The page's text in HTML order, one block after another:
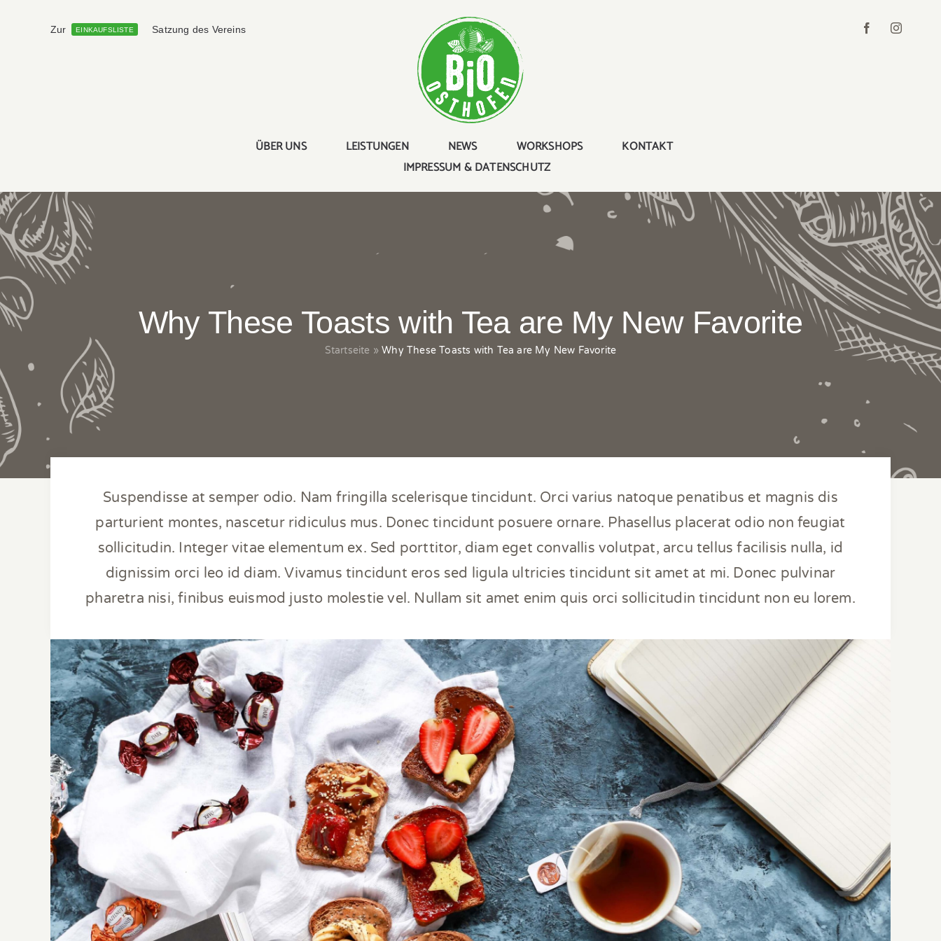
Zur EINKAUFSLISTE Satzung des Vereins
ÜBER UNS LEISTUNGEN NEWS WORKSHOPS
KONTAKT
IMPRESSUM & DATENSCHUTZ
Why These Toasts with Tea are My New Favorite
Startseite »Why These Toasts with Tea are My New Favorite
Suspendisse at semper odio. Nam fringilla scelerisque tincidunt. Orci varius natoque penatibus et magnis dis
parturient montes, nascetur ridiculus mus. Donec tincidunt posuere ornare. Phasellus placerat odio non feugiat
sollicitudin. Integer vitae elementum ex. Sed porttitor, diam eget convallis volutpat, arcu tellus facilisis nulla, id
dignissim orci leo id diam. Vivamus tincidunt eros sed ligula ultricies tincidunt sit amet at mi. Donec pulvinar
pharetra nisi, finibus euismod justo molestie vel. Nullam sit amet enim quis orci sollicitudin tincidunt non eu lorem.